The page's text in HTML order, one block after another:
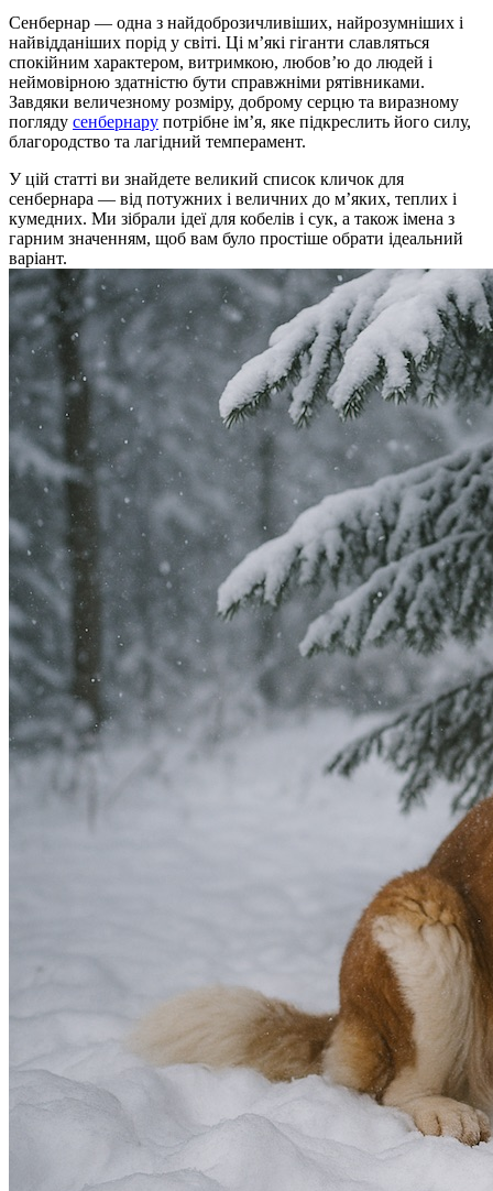
Сенбернар — одна з найдоброзичливіших, найрозумніших і
найвідданіших порід у світі. Ці м’які гіганти славляться
спокійним характером, витримкою, любов’ю до людей і
неймовірною здатністю бути справжніми рятівниками.
Завдяки величезному розміру, доброму серцю та виразному
погляду сенбернару потрібне ім’я, яке підкреслить його силу,
благородство та лагідний темперамент.
У цій статті ви знайдете великий список кличок для
сенбернара — від потужних і величних до м’яких, теплих і
кумедних. Ми зібрали ідеї для кобелів і сук, а також імена з
гарним значенням, щоб вам було простіше обрати ідеальний
варіант.